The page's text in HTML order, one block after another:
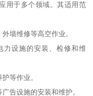
用于多个领域。其适用范
墙维修等高空作业。
力设施的安装、检修和维
等作业。
告设施的安装和维护。